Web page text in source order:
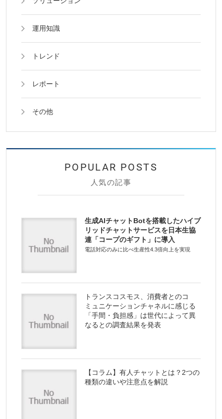
運用知識
トレンド
レポート
その他
人気の記事
生成AIチャットBotを搭載したハイブ
リッドチャットサービスを日本生協
連「コープのギフト」に導入
電話対応のみに比べ生産性4.3倍向上を実現
トランスコスモス、消費者とのコ
ミュニケーションチャネルに感じる
「手間・負担感」は世代によって異
なるとの調査結果を発表
【コラム】有人チャットとは？2つの
種類の違いや注意点を解説